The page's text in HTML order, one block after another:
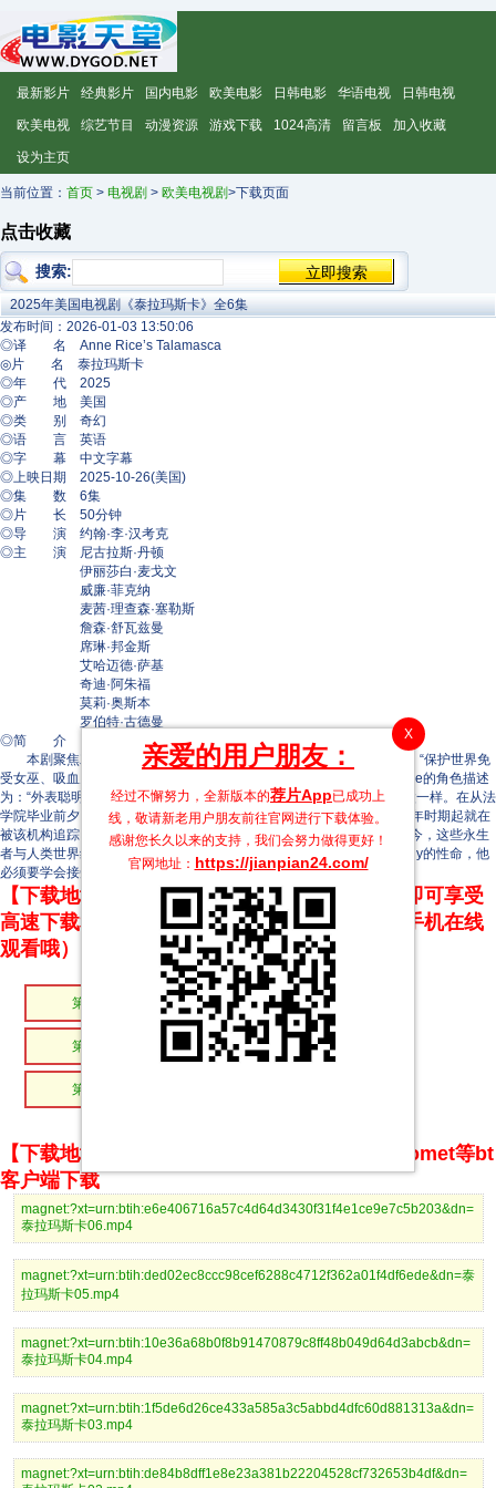
最新影片 经典影片 国内电影 欧美电影 日韩电影 华语电视 日韩电视
欧美电视 综艺节目 动漫资源 游戏下载 1024高清 留言板 加入收藏
设为主页
当前位置： 首页 > 电视剧 > 欧美电视剧>下载页面
点击收藏
搜索:
X
亲爱的用户朋友：
经过不懈努力，全新版本的荐片App已成功上
线，敬请新老用户朋友前往官网进行下载体验。
感谢您长久以来的支持，我们会努力做得更好！
官网地址： https://jianpian24.com/
2025年美国电视剧《泰拉玛斯卡》全6集
发布时间：2026-01-03 13:50:06
◎译 名 Anne Rice’s Talamasca
◎片 名 泰拉玛斯卡
◎年 代 2025
◎产 地 美国
◎类 别 奇幻
◎语 言 英语
◎字 幕 中文字幕
◎上映日期 2025-10-26(美国)
◎集 数 6集
◎片 长 50分钟
◎导 演 约翰·李·汉考克
◎主 演 尼古拉斯·丹顿
伊丽莎白·麦戈文
威廉·菲克纳
麦茜·理查森·塞勒斯
詹森·舒瓦兹曼
席琳·邦金斯
艾哈迈德·萨基
奇迪·阿朱福
莫莉·奥斯本
罗伯特·古德曼
◎简 介
本剧聚焦赖斯“吸血鬼编年史”等作品中涉及的神秘组织Talamasca，“保护世界免
受女巫、吸血鬼、狼人和别的怪物和超自然世界的危害”。而Guy Anatole的角色描述
为：“外表聪明、英俊、时髦，但他一直知道自己的头脑运作跟别人不太一样。在从法
学院毕业前夕，他被秘密机构Talamasca的人找上了，并发现自己从幼年时期起就在
被该机构追踪。因此，Guy进入了一个秘密特工和不死生物的世界。如今，这些永生
者与人类世界维持着一种脆弱的平衡，但要保持这种平衡，并且保住Guy的性命，他
必须要学会接受黑暗、狡诈、奇特的真正自我。”
【下载地址】本站专属下载器：点击下方链接 即可享受
高速下载和在线播放 专治迅雷无法下载（支持手机在线
观看哦）
第06集 第05集
第04集 第03集
第02集
【下载地址】magnet推荐使用utorrent、BitComet等bt
客户端下载
magnet:?xt=urn:btih:e6e406716a57c4d64d3430f31f4e1ce9e7c5b203&dn=
泰拉玛斯卡06.mp4
magnet:?xt=urn:btih:ded02ec8ccc98cef6288c4712f362a01f4df6ede&dn=泰
拉玛斯卡05.mp4
magnet:?xt=urn:btih:10e36a68b0f8b91470879c8ff48b049d64d3abcb&dn=
泰拉玛斯卡04.mp4
magnet:?xt=urn:btih:1f5de6d26ce433a585a3c5abbd4dfc60d881313a&dn=
泰拉玛斯卡03.mp4
magnet:?xt=urn:btih:de84b8dff1e8e23a381b22204528cf732653b4df&dn=